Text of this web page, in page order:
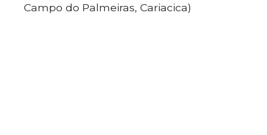
Campo do Palmeiras, Cariacica)